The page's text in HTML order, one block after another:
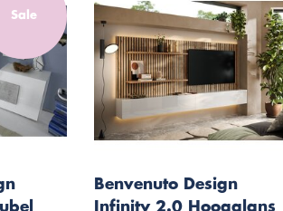
Sale
Benvenuto Design
Infinity 2.0 Hoogglans